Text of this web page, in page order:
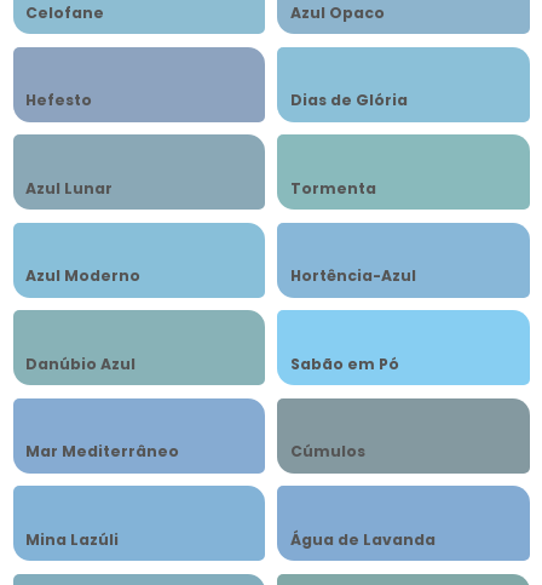
Celofane Azul Opaco
Hefesto Dias de Glória
Azul Lunar Tormenta
Azul Moderno Hortência-Azul
Danúbio Azul Sabão em Pó
Mar Mediterrâneo Cúmulos
Mina Lazúli Água de Lavanda